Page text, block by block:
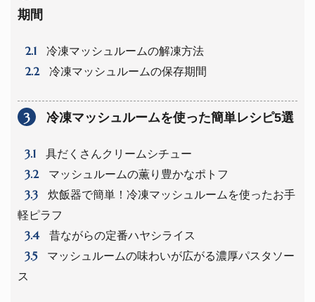
期間
2.1 冷凍マッシュルームの解凍方法
2.2 冷凍マッシュルームの保存期間
3 冷凍マッシュルームを使った簡単レシピ5選
3.1 具だくさんクリームシチュー
3.2 マッシュルームの薫り豊かなポトフ
3.3
炊飯器で簡単！冷凍マッシュルームを使ったお手
軽ピラフ
3.4 昔ながらの定番ハヤシライス
3.5
マッシュルームの味わいが広がる濃厚パスタソー
ス